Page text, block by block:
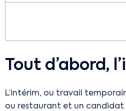
Tout d’abord,
L’intérim, ou travail
ou restaurant et un candidat